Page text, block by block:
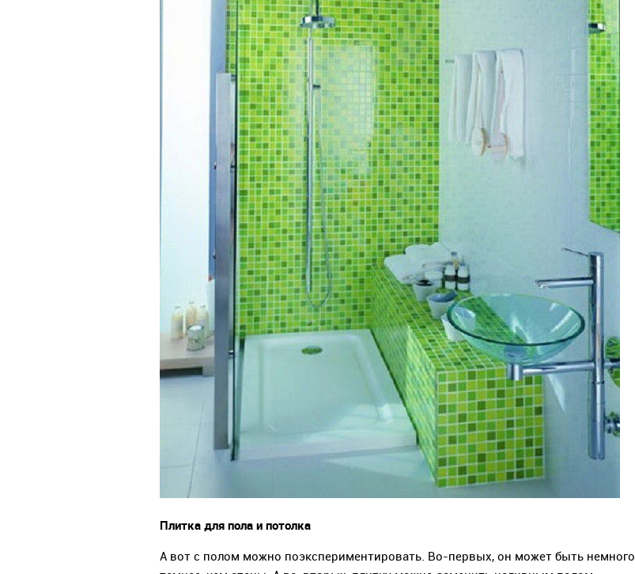
Плитка для пола и потолка
А вот с полом можно поэкспериментировать. Во-первых, он может быть немного